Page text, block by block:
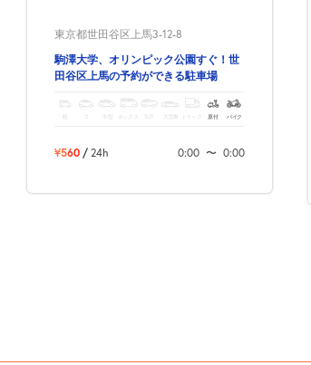
東京都世田谷区上馬3-12-8
駒澤大学、オリンピック公園すぐ！世
田谷区上馬の予約ができる駐車場
軽 中型 ボックス SUV 大型車 トラック 原付 バイク
¥560 / 24h 0:00 〜 0:00